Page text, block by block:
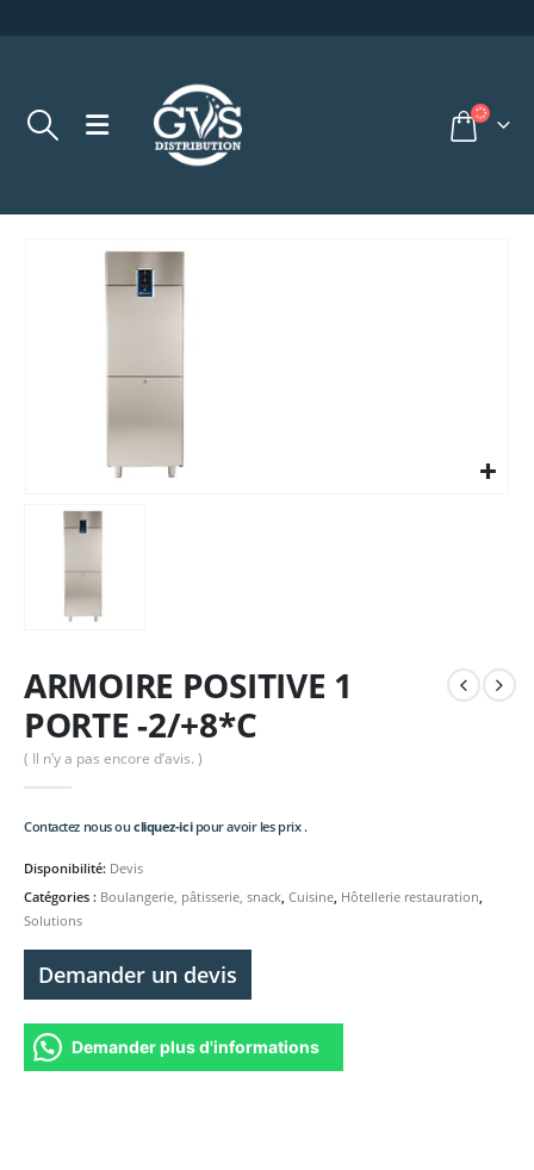
ARMOIRE POSITIVE 1
PORTE -2/+8*C
( Il n’y a pas encore d’avis. )
Contactez nous ou cliquez-icipour avoir les prix .
Disponibilité: Devis
Catégories : Boulangerie, pâtisserie, snack, Cuisine, Hôtellerie restauration,
Solutions
Demander un devis
Demander plus d'informations